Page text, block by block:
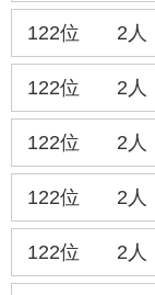
122位 2人
122位 2人
122位 2人
122位 2人
122位 2人